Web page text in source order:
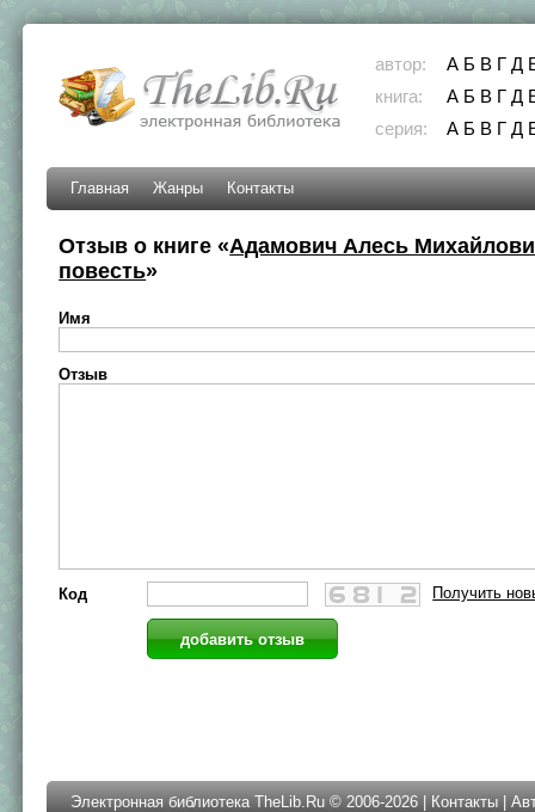
автор: А Б В Г Д
книга:
А Б В Г Д
серия:
А Б В Г Д
Главная Жанры Контакты
Отзыв о книге «Адамович Алесь
повесть»
Имя
Отзыв
Код Получить
Электронная библиотека TheLib.Ru © 2006-2026 | Контакты |